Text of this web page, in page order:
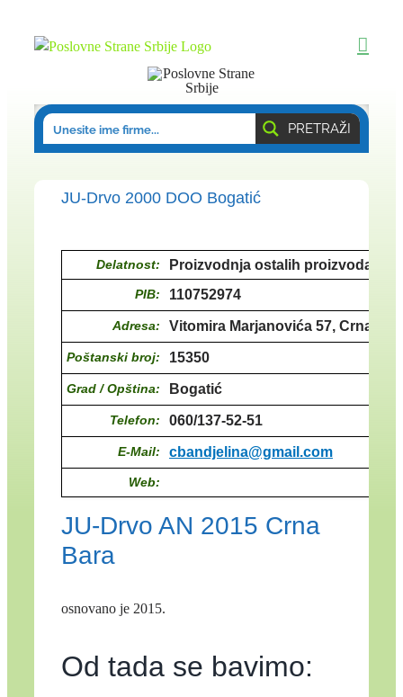
PRETRAŽI
JU-Drvo 2000 DOO Bogatić
Delatnost: Proizvodnja ostalih proizvoda od
PIB: 110752974
Adresa: Vitomira Marjanovića 57, Crna
Poštanski broj: 15350
Grad / Opština: Bogatić
Telefon: 060/137-52-51
E-Mail: cbandjelina@gmail.com
Web:
JU-Drvo AN 2015 Crna
Bara
osnovano je 2015.
Od tada se bavimo: